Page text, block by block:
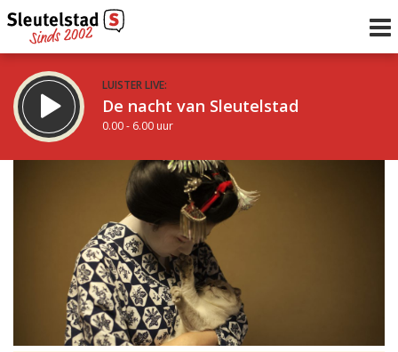
LUISTER LIVE:
De nacht van Sleutelstad
0.00 - 6.00 uur
De ochtend van Sleutelstad
uur 1 van 0